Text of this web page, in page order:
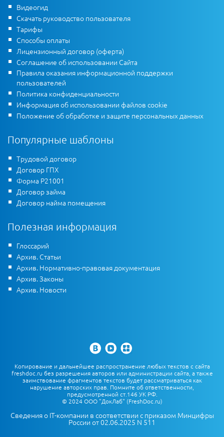
Видеогид
Скачать руководство пользователя
Тарифы
Способы оплаты
Лицензионный договор (оферта)
Соглашение об использовании Сайта
Правила оказания информационной поддержки
пользователей
Политика конфиденциальности
Информация об использовании файлов cookie
Положение об обработке и защите персональных данных
Популярные шаблоны
Трудовой договор
Договор ГПХ
Форма Р21001
Договор займа
Договор найма помещения
Полезная информация
Глоссарий
Архив. Статьи
Архив. Нормативно-правовая документация
Архив. Законы
Архив. Новости
Копирование и дальнейшее распространение любых текстов с сайта
freshdoc.ru без разрешения авторов или администрации сайта, а также
заимствование фрагментов текстов будет рассматриваться как
нарушение авторских прав. Помните об ответственности,
предусмотренной ст.146 УК РФ.
© 2024 ООО "ДокЛаб" (FreshDoc.ru)
Сведения о IT-компании в соответствии с приказом Минцифры
России от 02.06.2025 N 511